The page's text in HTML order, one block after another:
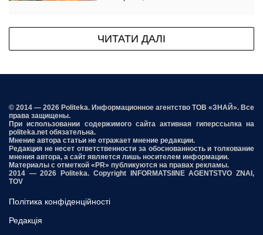
ЧИТАТИ ДАЛІ
© 2014 — 2026 Politeka. Информационное агентство ТОВ «ЗНАЙ». Все
права защищены.
При использовании содержимого сайта активная гиперссылка на
politeka.net обязательна.
Мнение автора статьи не отражает мнение редакции.
Редакция не несет ответственности за обоснованность и толкование
мнения автора, а сайт является лишь носителем информации.
Материалы с отметкой «PR» публикуются на правах рекламы.
2014 — 2026 Politeka. Copyright INFORMATSIINE AGENTSTVO ZNAI,
TOV
Політика конфіденційності
Редакція